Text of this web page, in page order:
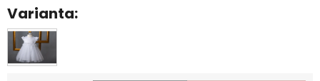
Varianta: